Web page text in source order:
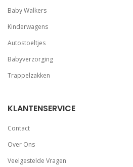
Baby Walkers
Kinderwagens
Autostoeltjes
Babyverzorging
Trappelzakken
KLANTENSERVICE
Contact
Over Ons
Veelgestelde Vragen